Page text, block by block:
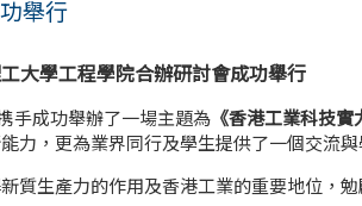
舉行
大學工程學院合辦研討會成功舉行
手成功舉辦了一場主題為 《香港工業科技實
，更為業界同行及學生提供了一個交流與
質生產力的作用及香港工業的重要地位，